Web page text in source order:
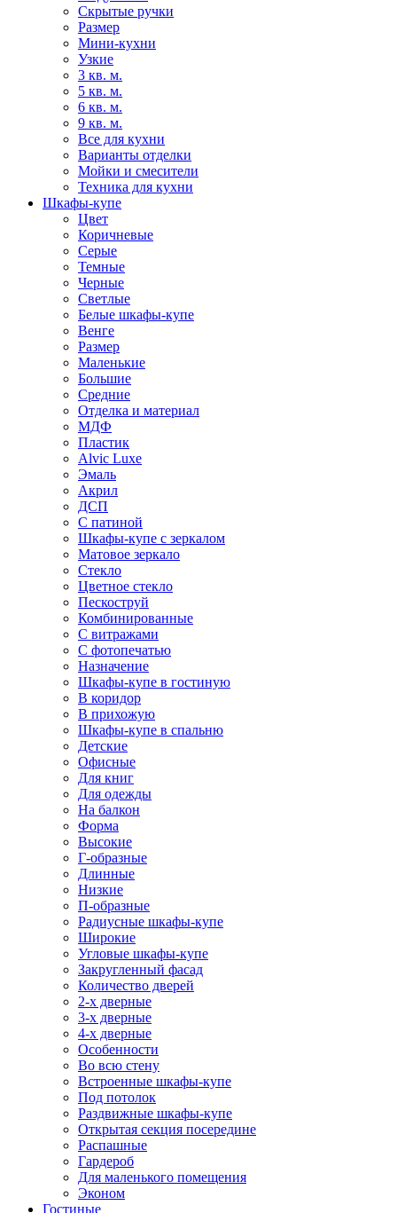
Скрытые ручки
Размер
Мини-кухни
Узкие
3 кв. м.
5 кв. м.
6 кв. м.
9 кв. м.
Все для кухни
Варианты отделки
Мойки и смесители
Техника для кухни
Шкафы-купе
Цвет
Коричневые
Серые
Темные
Черные
Светлые
Белые шкафы-купе
Венге
Размер
Маленькие
Большие
Средние
Отделка и материал
МДФ
Пластик
Alvic Luxe
Эмаль
Акрил
ДСП
С патиной
Шкафы-купе с зеркалом
Матовое зеркало
Стекло
Цветное стекло
Пескоструй
Комбинированные
С витражами
С фотопечатью
Назначение
Шкафы-купе в гостиную
В коридор
В прихожую
Шкафы-купе в спальню
Детские
Офисные
Для книг
Для одежды
На балкон
Форма
Высокие
Г-образные
Длинные
Низкие
П-образные
Радиусные шкафы-купе
Широкие
Угловые шкафы-купе
Закругленный фасад
Количество дверей
2-х дверные
3-х дверные
4-х дверные
Особенности
Во всю стену
Встроенные шкафы-купе
Под потолок
Раздвижные шкафы-купе
Открытая секция посередине
Распашные
Гардероб
Для маленького помещения
Эконом
Гостиные